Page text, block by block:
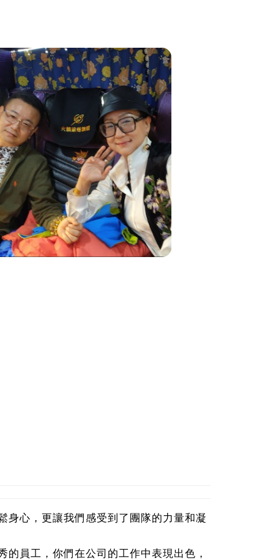
身心，更讓我們感受到了團隊的力量和凝
員工，你們在公司的工作中表現出色，